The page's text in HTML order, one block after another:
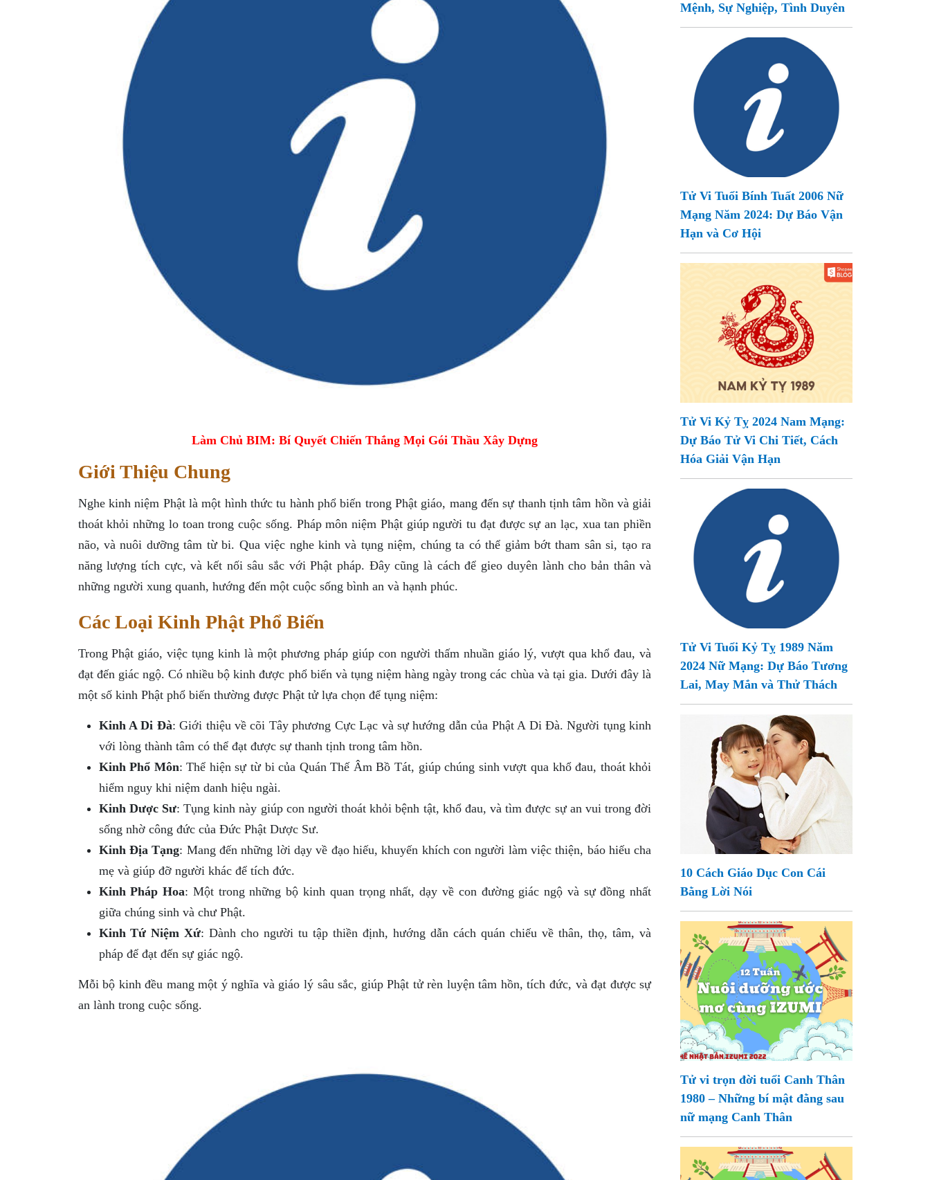
Làm Chủ BIM: Bí Quyết Chiến Thắng Mọi Gói Thầu Xây Dựng
Giới Thiệu Chung
Nghe kinh niệm Phật là một hình thức tu hành phổ biến trong Phật giáo, mang đến sự thanh tịnh tâm hồn và giải
thoát khỏi những lo toan trong cuộc sống. Pháp môn niệm Phật giúp người tu đạt được sự an lạc, xua tan phiền
não, và nuôi dưỡng tâm từ bi. Qua việc nghe kinh và tụng niệm, chúng ta có thể giảm bớt tham sân si, tạo ra
năng lượng tích cực, và kết nối sâu sắc với Phật pháp. Đây cũng là cách để gieo duyên lành cho bản thân và
những người xung quanh, hướng đến một cuộc sống bình an và hạnh phúc.
Các Loại Kinh Phật Phổ Biến
Trong Phật giáo, việc tụng kinh là một phương pháp giúp con người thấm nhuần giáo lý, vượt qua khổ đau, và
đạt đến giác ngộ. Có nhiều bộ kinh được phổ biến và tụng niệm hàng ngày trong các chùa và tại gia. Dưới đây là
một số kinh Phật phổ biến thường được Phật tử lựa chọn để tụng niệm:
Kinh A Di Đà: Giới thiệu về cõi Tây phương Cực Lạc và sự hướng dẫn của Phật A Di Đà. Người tụng kinh
với lòng thành tâm có thể đạt được sự thanh tịnh trong tâm hồn.
Kinh Phổ Môn: Thể hiện sự từ bi của Quán Thế Âm Bồ Tát, giúp chúng sinh vượt qua khổ đau, thoát khỏi
hiểm nguy khi niệm danh hiệu ngài.
Kinh Dược Sư: Tụng kinh này giúp con người thoát khỏi bệnh tật, khổ đau, và tìm được sự an vui trong đời
sống nhờ công đức của Đức Phật Dược Sư.
Kinh Địa Tạng: Mang đến những lời dạy về đạo hiếu, khuyến khích con người làm việc thiện, báo hiếu cha
mẹ và giúp đỡ người khác để tích đức.
Kinh Pháp Hoa: Một trong những bộ kinh quan trọng nhất, dạy về con đường giác ngộ và sự đồng nhất
giữa chúng sinh và chư Phật.
Kinh Tứ Niệm Xứ: Dành cho người tu tập thiền định, hướng dẫn cách quán chiếu về thân, thọ, tâm, và
pháp để đạt đến sự giác ngộ.
Mỗi bộ kinh đều mang một ý nghĩa và giáo lý sâu sắc, giúp Phật tử rèn luyện tâm hồn, tích đức, và đạt được sự
an lành trong cuộc sống.
Mệnh, Sự Nghiệp, Tình Duyên
Tử Vi Tuổi Bính Tuất 2006 Nữ
Mạng Năm 2024: Dự Báo Vận
Hạn và Cơ Hội
Tử Vi Kỷ Tỵ 2024 Nam Mạng:
Dự Báo Tử Vi Chi Tiết, Cách
Hóa Giải Vận Hạn
Tử Vi Tuổi Kỷ Tỵ 1989 Năm
2024 Nữ Mạng: Dự Báo Tương
Lai, May Mắn và Thử Thách
10 Cách Giáo Dục Con Cái
Bằng Lời Nói
Tử vi trọn đời tuổi Canh Thân
1980 – Những bí mật đằng sau
nữ mạng Canh Thân